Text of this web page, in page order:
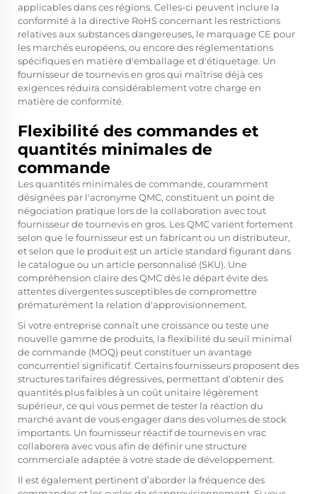
applicables dans ces régions. Celles-ci peuvent inclure la
conformité à la directive RoHS concernant les restrictions
relatives aux substances dangereuses, le marquage CE pour
les marchés européens, ou encore des réglementations
spécifiques en matière d'emballage et d'étiquetage. Un
fournisseur de tournevis en gros qui maîtrise déjà ces
exigences réduira considérablement votre charge en
matière de conformité.
Flexibilité des commandes et
quantités minimales de
commande
Les quantités minimales de commande, couramment
désignées par l'acronyme QMC, constituent un point de
négociation pratique lors de la collaboration avec tout
fournisseur de tournevis en gros. Les QMC varient fortement
selon que le fournisseur est un fabricant ou un distributeur,
et selon que le produit est un article standard figurant dans
le catalogue ou un article personnalisé (SKU). Une
compréhension claire des QMC dès le départ évite des
attentes divergentes susceptibles de compromettre
prématurément la relation d'approvisionnement.
Si votre entreprise connaît une croissance ou teste une
nouvelle gamme de produits, la flexibilité du seuil minimal
de commande (MOQ) peut constituer un avantage
concurrentiel significatif. Certains fournisseurs proposent des
structures tarifaires dégressives, permettant d’obtenir des
quantités plus faibles à un coût unitaire légèrement
supérieur, ce qui vous permet de tester la réaction du
marché avant de vous engager dans des volumes de stock
importants. Un fournisseur réactif de tournevis en vrac
collaborera avec vous afin de définir une structure
commerciale adaptée à votre stade de développement.
Il est également pertinent d’aborder la fréquence des